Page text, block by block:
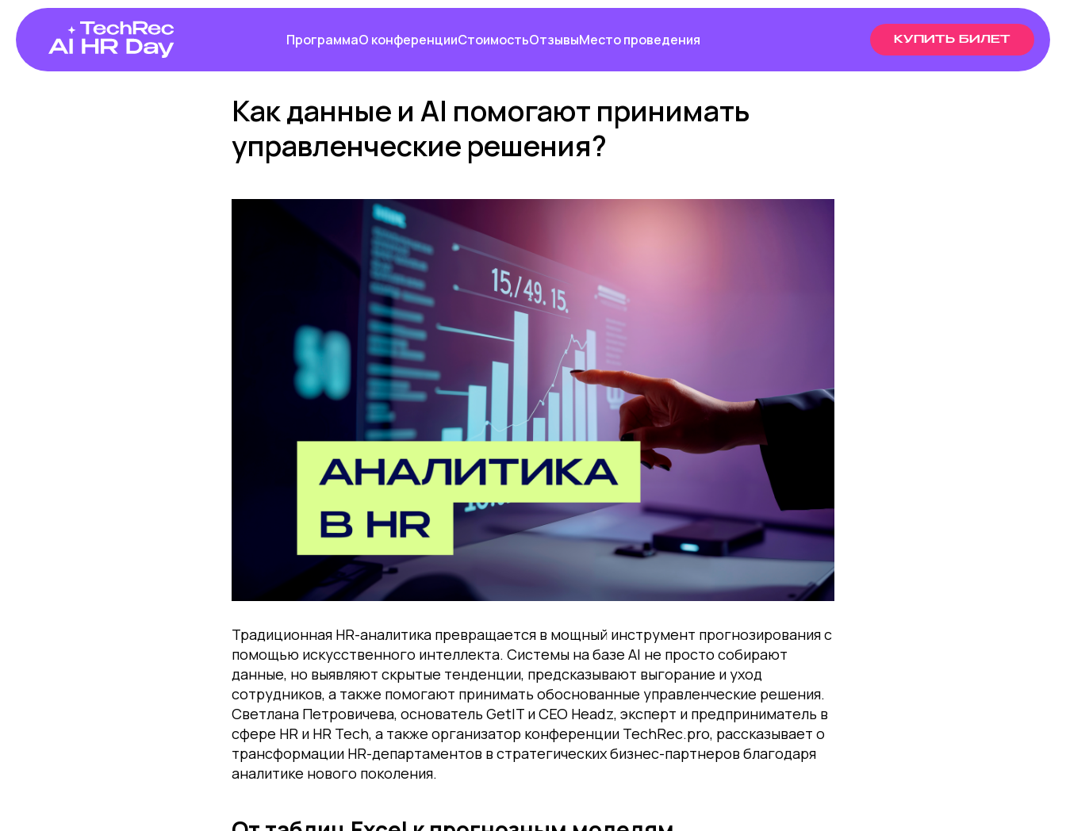
ПрограммаО конференцииСтоимостьОтзывыМесто проведения КУПИТЬ БИЛЕТ
Как данные и AI помогают принимать
управленческие решения?
Традиционная HR-аналитика превращается в мощный инструмент прогнозирования с
помощью искусственного интеллекта. Системы на базе AI не просто собирают
данные, но выявляют скрытые тенденции, предсказывают выгорание и уход
сотрудников, а также помогают принимать обоснованные управленческие решения.
Светлана Петровичева, основатель GetIT и CEO Headz, эксперт и предприниматель в
сфере HR и HR Tech, а также организатор конференции TechRec.pro, рассказывает о
трансформации HR-департаментов в стратегических бизнес-партнеров благодаря
аналитике нового поколения.